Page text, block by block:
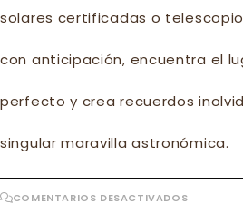
solares certificadas o
con anticipación, encuentra el
perfecto y crea recuerdos
singular maravilla astronómica.
COMENTARIOS DESACTIVADOSEN